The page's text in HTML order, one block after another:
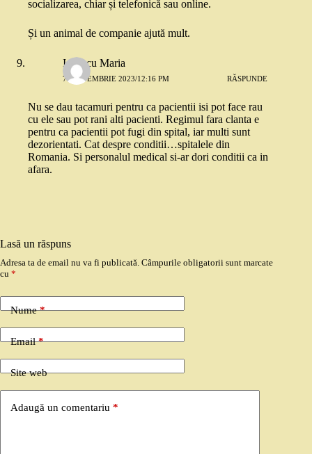
socializarea, chiar și telefonică sau online.
Și un animal de companie ajută mult.
Ionescu Maria
7 SEPTEMBRIE 2023/12:16 PM RĂSPUNDE
Nu se dau tacamuri pentru ca pacientii isi pot face rau
cu ele sau pot rani alti pacienti. Regimul fara clanta e
pentru ca pacientii pot fugi din spital, iar multi sunt
dezorientati. Cat despre conditii…spitalele din
Romania. Si personalul medical si-ar dori conditii ca in
afara.
Lasă un răspuns
Adresa ta de email nu va fi publicată. Câmpurile obligatorii sunt marcate
cu *
Nume*
Email*
Site web
Adaugă un comentariu *